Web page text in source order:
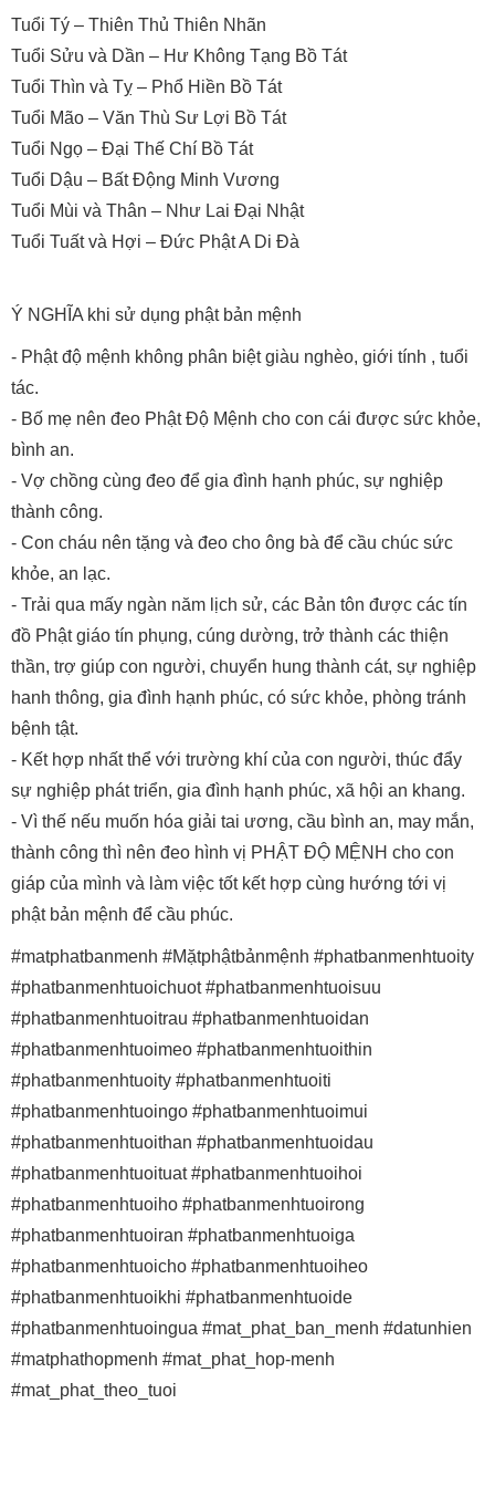
Tuổi Tý – Thiên Thủ Thiên Nhãn
Tuổi Sửu và Dần – Hư Không Tạng Bồ Tát
Tuổi Thìn và Tỵ – Phổ Hiền Bồ Tát
Tuổi Mão – Văn Thù Sư Lợi Bồ Tát
Tuổi Ngọ – Đại Thế Chí Bồ Tát
Tuổi Dậu – Bất Động Minh Vương
Tuổi Mùi và Thân – Như Lai Đại Nhật
Tuổi Tuất và Hợi – Đức Phật A Di Đà
Ý NGHĨA khi sử dụng phật bản mệnh
- Phật độ mệnh không phân biệt giàu nghèo, giới tính , tuổi
tác.
- Bố mẹ nên đeo Phật Độ Mệnh cho con cái được sức khỏe,
bình an.
- Vợ chồng cùng đeo để gia đình hạnh phúc, sự nghiệp
thành công.
- Con cháu nên tặng và đeo cho ông bà để cầu chúc sức
khỏe, an lạc.
- Trải qua mấy ngàn năm lịch sử, các Bản tôn được các tín
đồ Phật giáo tín phụng, cúng dường, trở thành các thiện
thần, trợ giúp con người, chuyển hung thành cát, sự nghiệp
hanh thông, gia đình hạnh phúc, có sức khỏe, phòng tránh
bệnh tật.
- Kết hợp nhất thể với trường khí của con người, thúc đẩy
sự nghiệp phát triển, gia đình hạnh phúc, xã hội an khang.
- Vì thế nếu muốn hóa giải tai ương, cầu bình an, may mắn,
thành công thì nên đeo hình vị PHẬT ĐỘ MỆNH cho con
giáp của mình và làm việc tốt kết hợp cùng hướng tới vị
phật bản mệnh để cầu phúc.
#matphatbanmenh #Mặtphậtbảnmệnh #phatbanmenhtuoity
#phatbanmenhtuoichuot #phatbanmenhtuoisuu
#phatbanmenhtuoitrau #phatbanmenhtuoidan
#phatbanmenhtuoimeo #phatbanmenhtuoithin
#phatbanmenhtuoity #phatbanmenhtuoiti
#phatbanmenhtuoingo #phatbanmenhtuoimui
#phatbanmenhtuoithan #phatbanmenhtuoidau
#phatbanmenhtuoituat #phatbanmenhtuoihoi
#phatbanmenhtuoiho #phatbanmenhtuoirong
#phatbanmenhtuoiran #phatbanmenhtuoiga
#phatbanmenhtuoicho #phatbanmenhtuoiheo
#phatbanmenhtuoikhi #phatbanmenhtuoide
#phatbanmenhtuoingua #mat_phat_ban_menh #datunhien
#matphathopmenh #mat_phat_hop-menh
#mat_phat_theo_tuoi